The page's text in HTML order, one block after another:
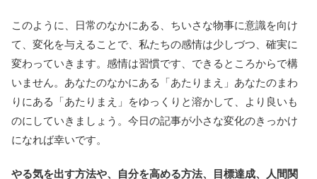
このように、日常のなかにある、ちいさな物事に意識を向け
て、変化を与えることで、私たちの感情は少しづつ、確実に
変わっていきます。感情は習慣です、できるところからで構
いません。あなたのなかにある「あたりまえ」あなたのまわ
りにある「あたりまえ」をゆっくりと溶かして、より良いも
のにしていきましょう。今日の記事が小さな変化のきっかけ
になれば幸いです。
やる気を出す方法や、自分を高める方法、目標達成、人間関